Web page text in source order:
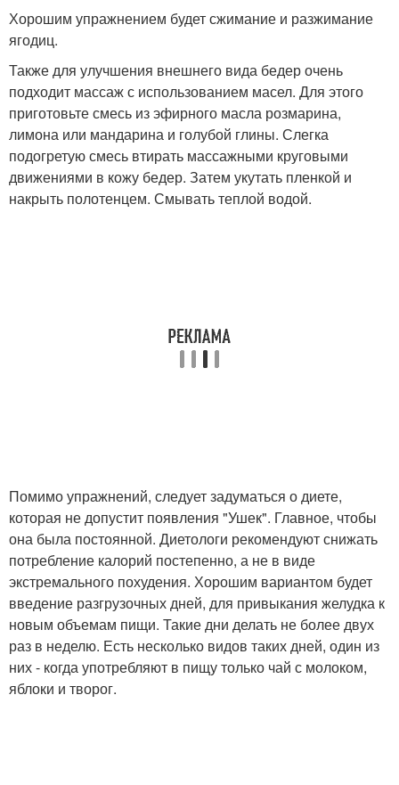
Хорошим упражнением будет сжимание и разжимание
ягодиц.
Также для улучшения внешнего вида бедер очень
подходит массаж с использованием масел. Для этого
приготовьте смесь из эфирного масла розмарина,
лимона или мандарина и голубой глины. Слегка
подогретую смесь втирать массажными круговыми
движениями в кожу бедер. Затем укутать пленкой и
накрыть полотенцем. Смывать теплой водой.
Помимо упражнений, следует задуматься о диете,
которая не допустит появления "Ушек". Главное, чтобы
она была постоянной. Диетологи рекомендуют снижать
потребление калорий постепенно, а не в виде
экстремального похудения. Хорошим вариантом будет
введение разгрузочных дней, для привыкания желудка к
новым объемам пищи. Такие дни делать не более двух
раз в неделю. Есть несколько видов таких дней, один из
них - когда употребляют в пищу только чай с молоком,
яблоки и творог.